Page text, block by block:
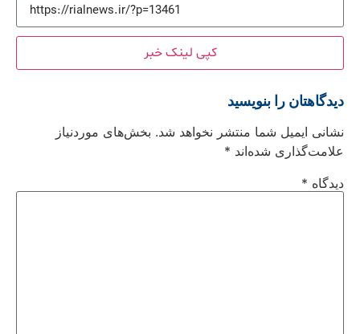
کپی لینک خبر
دیدگاهتان را بنویسید
نشانی ایمیل شما منتشر نخواهد شد. بخش‌های موردنیاز
علامت‌گذاری شده‌اند *
دیدگاه *